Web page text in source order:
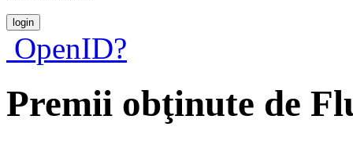
OpenID?
Premii obţinute de